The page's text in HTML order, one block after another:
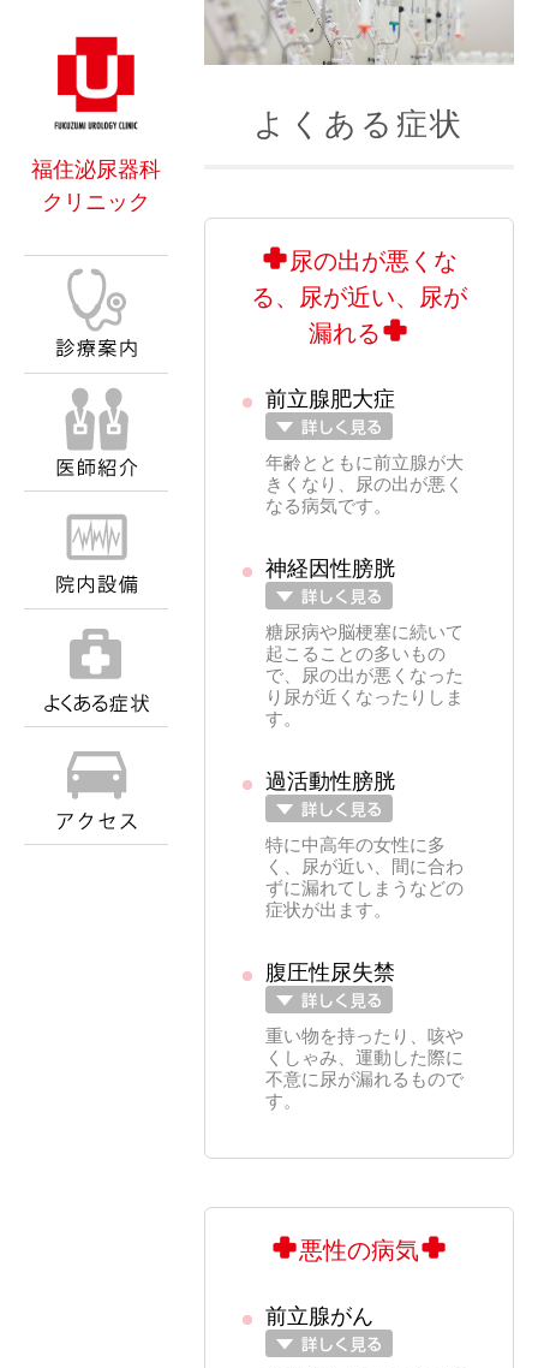
福住泌尿器科
クリニック
よくある症状
尿の出が悪くな
る、尿が近い、尿が
漏れる
前立腺肥大症
年齢とともに前立腺が大
きくなり、尿の出が悪く
なる病気です。
神経因性膀胱
糖尿病や脳梗塞に続いて
起こることの多いもの
で、尿の出が悪くなった
り尿が近くなったりしま
す。
過活動性膀胱
特に中高年の女性に多
く、尿が近い、間に合わ
ずに漏れてしまうなどの
症状が出ます。
腹圧性尿失禁
重い物を持ったり、咳や
くしゃみ、運動した際に
不意に尿が漏れるもので
す。
悪性の病気
前立腺がん